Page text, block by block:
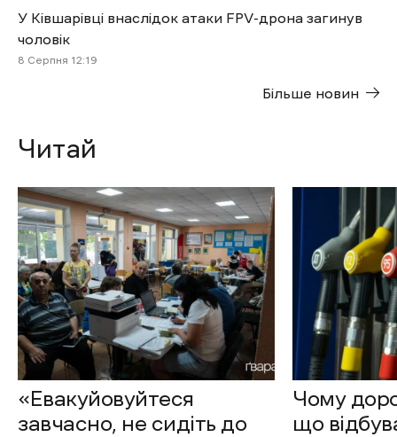
У Ківшарівці внаслідок атаки FPV-дрона загинув
чоловік
8 Cерпня 12:19
Більше новин
Читай
«Евакуйовуйтеся
завчасно, не сидіть до
Чому
що